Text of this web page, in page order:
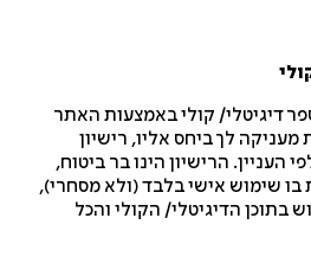
קולי באמצעות האתר
לך ביחס אליו, רישיון
הרישיון הינו בר ביטוח,
אישי בלבד (ולא מסחרי),
הדיגיטלי/ הקולי והכל